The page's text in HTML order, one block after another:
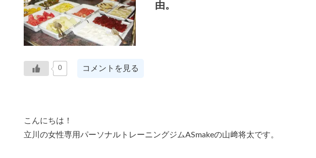
由。
0 コメントを見る
こんにちは！
立川の女性専用パーソナルトレーニングジムASmakeの山﨑将太です。